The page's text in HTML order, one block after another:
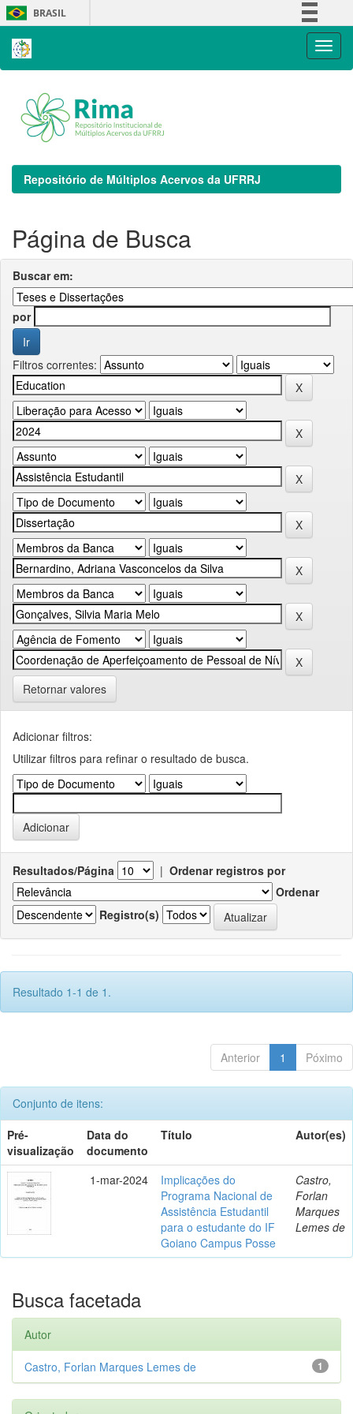
Skip
navigation
BRASIL
Repositório de Múltiplos Acervos da UFRRJ
Página de Busca
Buscar em:
por
Filtros correntes:
Retornar valores
Adicionar filtros:
Utilizar filtros para refinar o resultado de busca.
Resultados/Página | Ordenar registros por
Ordenar
Registro(s)
Resultado 1-1 de 1.
Anterior 1 Póximo
Conjunto de itens:
Pré-
visualização
Data do
documento
Título Autor(es)
1-mar-2024
Implicações do
Programa Nacional de
Assistência Estudantil
para o estudante do IF
Goiano Campus Posse
Castro,
Forlan
Marques
Lemes de
Busca facetada
Autor
1
Castro, Forlan Marques Lemes de